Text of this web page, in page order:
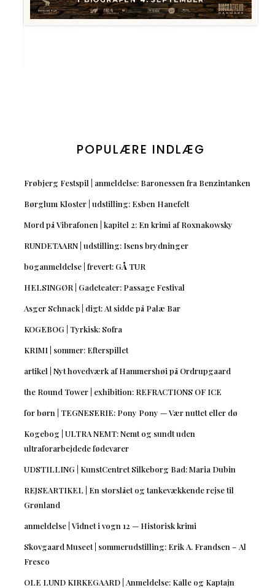
POPULÆRE INDLÆG
Frøbjerg Festspil | anmeldelse: Baronessen fra Benzintanken
Børglum Kloster | udstilling: Esben Hanefelt
Mord på Vibrafonen | kapitel 2: En krimi af Roxnakowsky
RUNDETAARN | udstilling: Isens brydninger
boganmeldelse | frevert: GÅ TUR
HELSINGØR | Gadeteater: Passage Festival
Asger Schnack | digt: At sidde på Palæ Bar
KOGEBOG | Tyrkisk: Sofra
KRIMI | sommer: Efterspillet
artikel | Nyt hovedværk af Hammershøi på Ordrupgaard
the Round Tower | exhibition: REFRACTIONS OF ICE
for børn | TEGNESERIE: Pony Pony — Vær nuttet eller dø
Kogebog | ULTRA NEMT: Nemt og sundt uden
ultraforarbejdede fødevarer
UDSTILLING | KunstCentret Silkeborg Bad: Maria Dubin
REJSEARTIKEL | En storslået og tankevækkende rejse til
Grønland
anmeldelse | Vidnet i vogn 12 — Historisk krimi
Skovgaard Museet | sommerudstilling: Erik A. Frandsen – Al
Fresco
OLE LUND KIRKEGAARD | Anmeldelse: Kalle og Kaptajn